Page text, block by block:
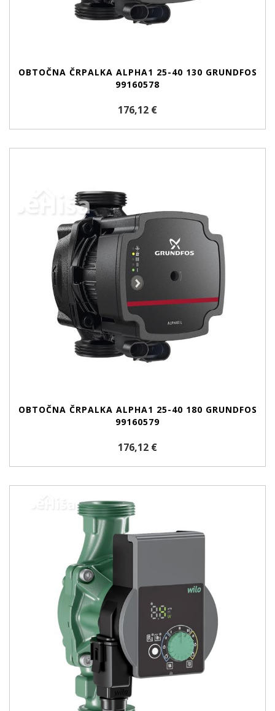
OBTOČNA ČRPALKA ALPHA1 25-40 130 GRUNDFOS
99160578
176,12 €
OBTOČNA ČRPALKA ALPHA1 25-40 180 GRUNDFOS
99160579
176,12 €